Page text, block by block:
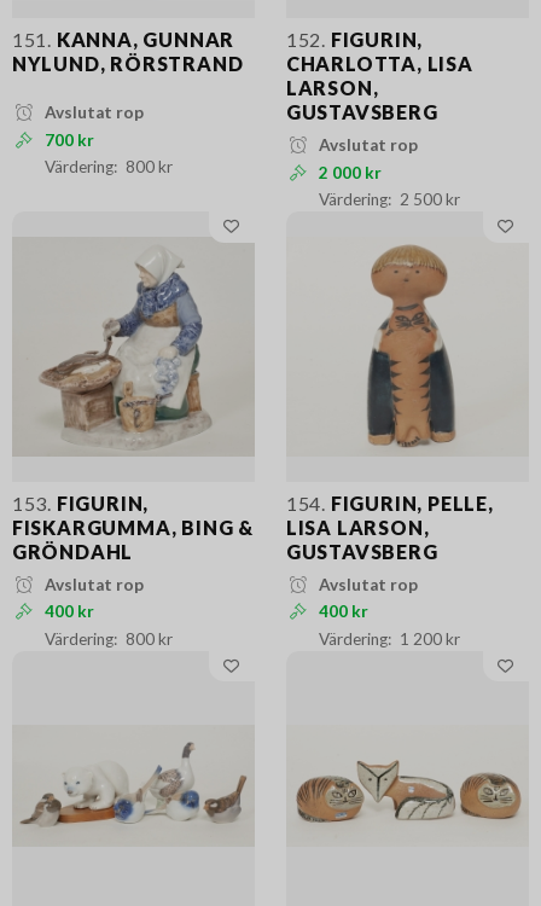
151. KANNA, GUNNAR
NYLUND, RÖRSTRAND
Avslutat rop
700 kr
800 kr
152. FIGURIN,
CHARLOTTA, LISA
LARSON,
GUSTAVSBERG
Avslutat rop
2 000 kr
2 500 kr
153. FIGURIN,
FISKARGUMMA, BING &
GRÖNDAHL
Avslutat rop
400 kr
800 kr
154. FIGURIN, PELLE,
LISA LARSON,
GUSTAVSBERG
Avslutat rop
400 kr
1 200 kr